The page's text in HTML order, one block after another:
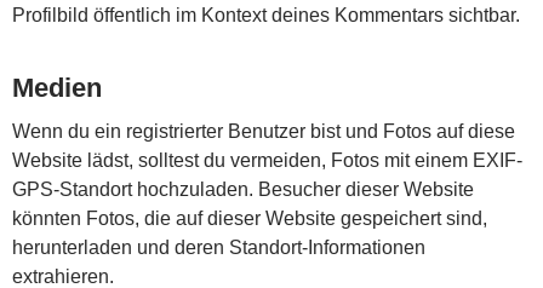
Profilbild öffentlich im Kontext deines Kommentars sichtbar.
Medien
Wenn du ein registrierter Benutzer bist und Fotos auf diese
Website lädst, solltest du vermeiden, Fotos mit einem EXIF-
GPS-Standort hochzuladen. Besucher dieser Website
könnten Fotos, die auf dieser Website gespeichert sind,
herunterladen und deren Standort-Informationen
extrahieren.